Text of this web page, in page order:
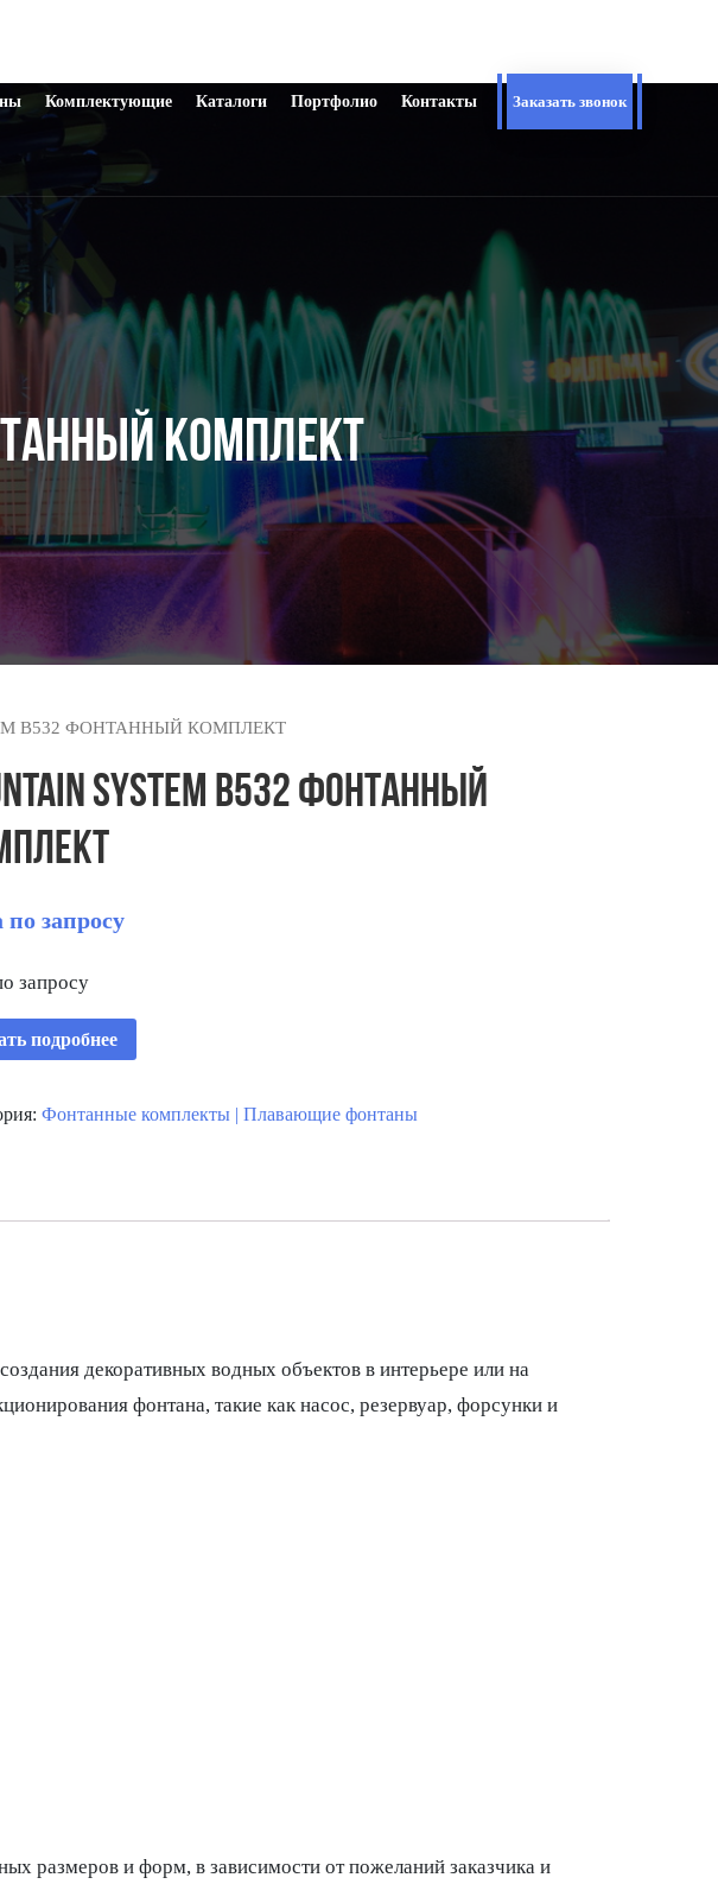
Комплектующие Каталоги Портфолио Контакты Заказать звонок
КОМПЛЕКТ
B532 ФОНТАННЫЙ КОМПЛЕКТ
SYSTEM B532 ФОНТАННЫЙ
запросу
запросу
подробнее
Фонтанные комплекты | Плавающие фонтаны
декоративных водных объектов в интерьере или на
фонтана, такие как насос, резервуар, форсунки и
размеров и форм, в зависимости от пожеланий заказчика и